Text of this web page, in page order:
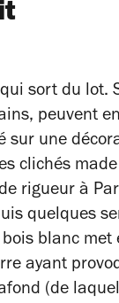
sort du lot.
peuvent
sur une
clichés
rigueur à
quelques
blanc met
ayant
(de